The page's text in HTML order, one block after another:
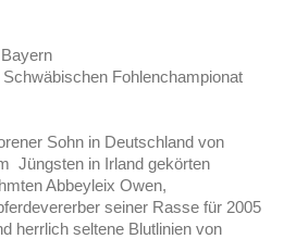
Fohlenchampionat
Sohn in Deutschland von
Jüngsten in Irland gekörten
Abbeyleix Owen,
seiner Rasse für 2005
herrlich seltene Blutlinien von